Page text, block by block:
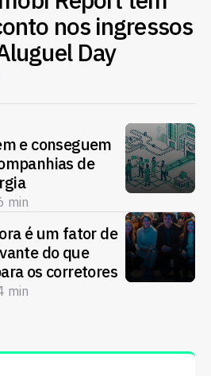
nos ingressos
Day
e conseguem
de
min
é um fator de
do que
os corretores
min